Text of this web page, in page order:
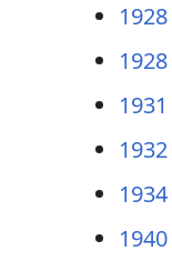
1928
1928
1931
1932
1934
1940